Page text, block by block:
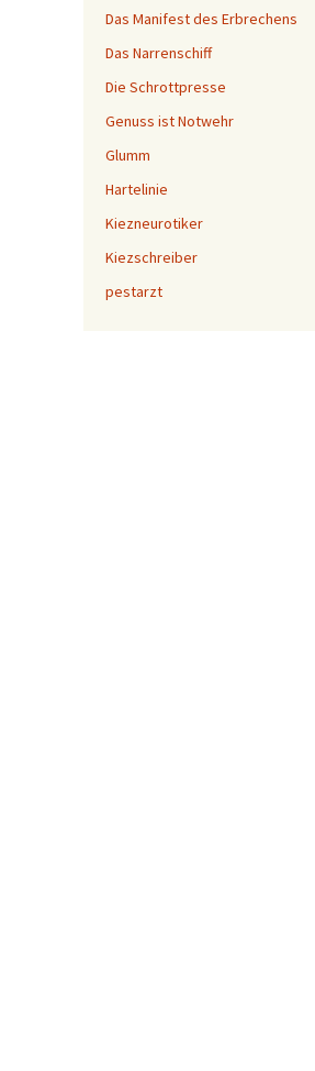
Das Manifest des Erbrechens
Das Narrenschiff
Die Schrottpresse
Genuss ist Notwehr
Glumm
Hartelinie
Kiezneurotiker
Kiezschreiber
pestarzt